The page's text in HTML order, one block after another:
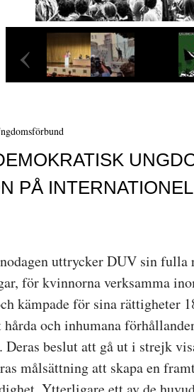
‹
PÅ
uttrycker DUV sin fulla
för kvinnorna verksamma
kämpade för sina rättigheter
och inhumana
beslut att gå ut i strejk
målsättning att skapa en